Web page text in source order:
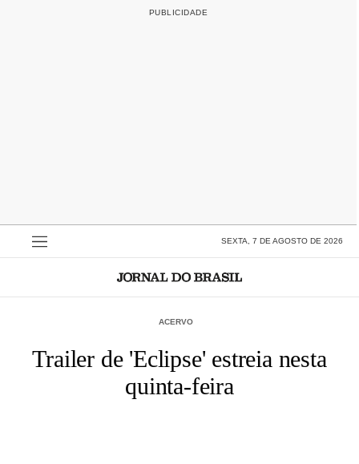
SEXTA, 7 DE AGOSTO DE 2026
ACERVO
Trailer de 'Eclipse' estreia nesta
quinta-feira